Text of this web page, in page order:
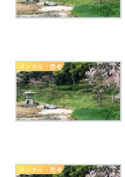
メンタル・思考
メンタル・思考